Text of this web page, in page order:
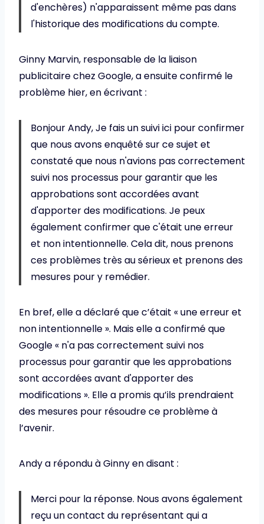
d'enchères) n'apparaissent même pas dans
l'historique des modifications du compte.
Ginny Marvin, responsable de la liaison
publicitaire chez Google, a ensuite confirmé le
problème hier, en écrivant :
Bonjour Andy, Je fais un suivi ici pour confirmer
que nous avons enquêté sur ce sujet et
constaté que nous n'avions pas correctement
suivi nos processus pour garantir que les
approbations sont accordées avant
d'apporter des modifications. Je peux
également confirmer que c'était une erreur
et non intentionnelle. Cela dit, nous prenons
ces problèmes très au sérieux et prenons des
mesures pour y remédier.
En bref, elle a déclaré que c’était « une erreur et
non intentionnelle ». Mais elle a confirmé que
Google « n'a pas correctement suivi nos
processus pour garantir que les approbations
sont accordées avant d'apporter des
modifications ». Elle a promis qu’ils prendraient
des mesures pour résoudre ce problème à
l’avenir.
Andy a répondu à Ginny en disant :
Merci pour la réponse. Nous avons également
reçu un contact du représentant qui a